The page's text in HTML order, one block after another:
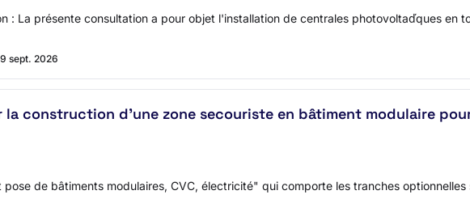
: La présente consultation a pour objet l'installation de centrales photovoltaďques en
9 sept. 2026
construction d'une zone secouriste en bâtiment modulaire
de bâtiments modulaires, CVC, électricité" qui comporte les tranches optionnelles